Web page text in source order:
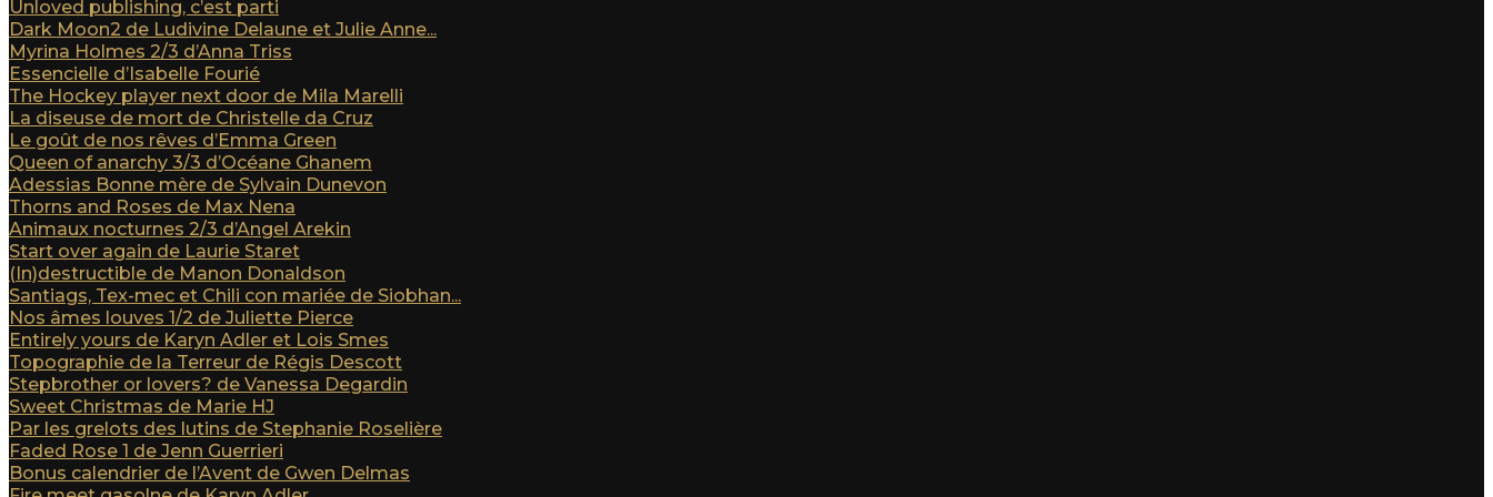
Unloved publishing, c’est parti
Dark Moon2 de Ludivine Delaune et Julie Anne...
Myrina Holmes 2/3 d’Anna Triss
Essencielle d’Isabelle Fourié
The Hockey player next door de Mila Marelli
La diseuse de mort de Christelle da Cruz
Le goût de nos rêves d’Emma Green
Queen of anarchy 3/3 d’Océane Ghanem
Adessias Bonne mère de Sylvain Dunevon
Thorns and Roses de Max Nena
Animaux nocturnes 2/3 d’Angel Arekin
Start over again de Laurie Staret
(In)destructible de Manon Donaldson
Santiags, Tex-mec et Chili con mariée de Siobhan...
Nos âmes louves 1/2 de Juliette Pierce
Entirely yours de Karyn Adler et Lois Smes
Topographie de la Terreur de Régis Descott
Stepbrother or lovers? de Vanessa Degardin
Sweet Christmas de Marie HJ
Par les grelots des lutins de Stephanie Roselière
Faded Rose 1 de Jenn Guerrieri
Bonus calendrier de l’Avent de Gwen Delmas